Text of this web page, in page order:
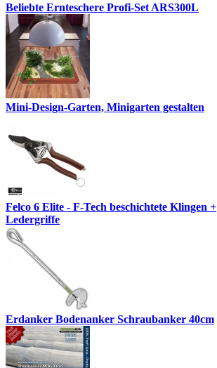
Beliebte Ernteschere Profi-Set ARS300L
Mini-Design-Garten, Minigarten gestalten
Felco 6 Elite - F-Tech beschichtete Klingen +
Ledergriffe
Erdanker Bodenanker Schraubanker 40cm